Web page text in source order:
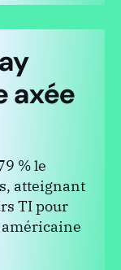
axée
% le
atteignant
TI pour